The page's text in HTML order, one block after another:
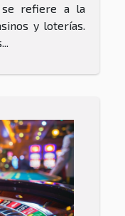
se refiere a la
y loterías.